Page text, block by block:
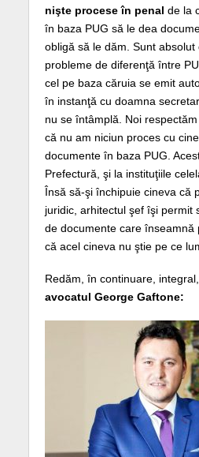
nişte procese în penal de la
în baza PUG să le dea
obligă să le dăm. Sunt
probleme de diferenţă între
cel pe baza căruia se emit
în instanţă cu doamna
nu se întâmplă. Noi
că nu am niciun proces cu
documente în baza PUG.
Prefectură, şi la instituţiile
Însă să-şi închipuie cineva că
juridic, arhitectul şef îşi permit
de documente care înseamnă
că acel cineva nu ştie pe ce
Redăm, în continuare,
avocatul George Gaftone: